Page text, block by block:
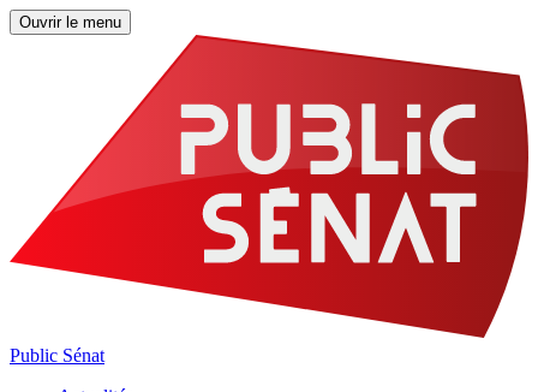
Ouvrir le menu
Public Sénat